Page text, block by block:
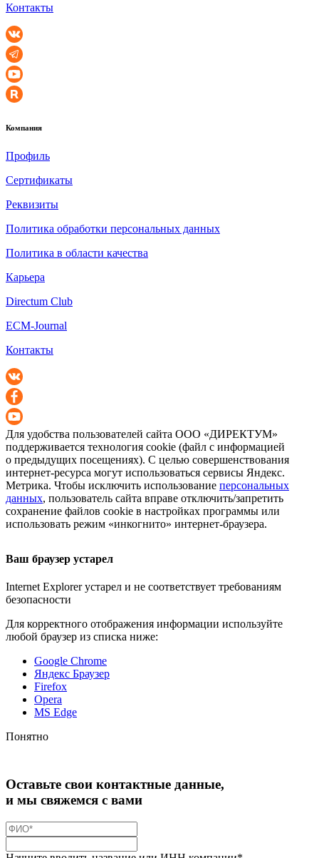
Контакты
Компания
Профиль
Сертификаты
Реквизиты
Политика обработки персональных данных
Политика в области качества
Карьера
Directum Club
ECM-Journal
Контакты
Для удобства пользователей сайта ООО «ДИРЕКТУМ»
поддерживается технология cookie (файл с информацией
о предыдущих посещениях). С целью совершенствования
интернет-ресурса могут использоваться сервисы Яндекс.
Метрика. Чтобы исключить использование персональных
данных, пользователь сайта вправе отключить/запретить
сохранение файлов cookie в настройках программы или
использовать режим «инкогнито» интернет-браузера.
Ваш браузер устарел
Internet Explorer устарел и не соответствует требованиям
безопасности
Для корректного отображения информации используйте
любой браузер из списка ниже:
Google Chrome
Яндекс Браузер
Firefox
Opera
MS Edge
Понятно
Оставьте свои контактные данные,
и мы свяжемся с вами